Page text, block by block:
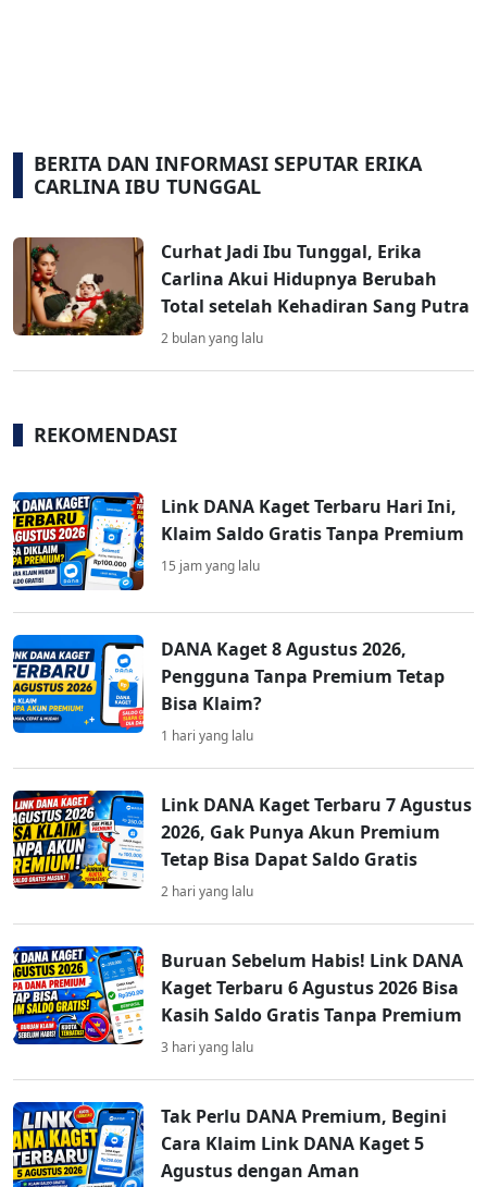
BERITA DAN INFORMASI SEPUTAR ERIKA
CARLINA IBU TUNGGAL
Curhat Jadi Ibu Tunggal, Erika
Carlina Akui Hidupnya Berubah
Total setelah Kehadiran Sang Putra
2 bulan yang lalu
REKOMENDASI
Link DANA Kaget Terbaru Hari Ini,
Klaim Saldo Gratis Tanpa Premium
15 jam yang lalu
DANA Kaget 8 Agustus 2026,
Pengguna Tanpa Premium Tetap
Bisa Klaim?
1 hari yang lalu
Link DANA Kaget Terbaru 7 Agustus
2026, Gak Punya Akun Premium
Tetap Bisa Dapat Saldo Gratis
2 hari yang lalu
Buruan Sebelum Habis! Link DANA
Kaget Terbaru 6 Agustus 2026 Bisa
Kasih Saldo Gratis Tanpa Premium
3 hari yang lalu
Tak Perlu DANA Premium, Begini
Cara Klaim Link DANA Kaget 5
Agustus dengan Aman